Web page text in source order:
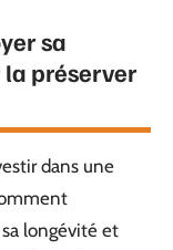
sa
préserver
dans une
longévité et